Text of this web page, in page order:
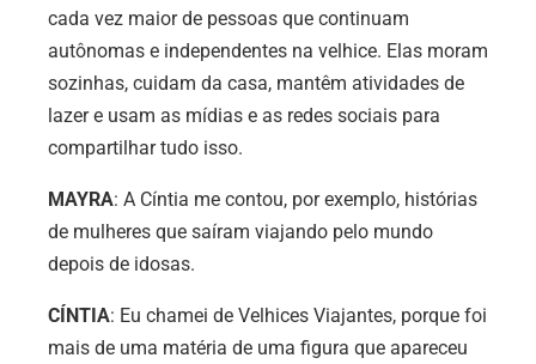
cada vez maior de pessoas que continuam
autônomas e independentes na velhice. Elas moram
sozinhas, cuidam da casa, mantêm atividades de
lazer e usam as mídias e as redes sociais para
compartilhar tudo isso.
MAYRA: A Cíntia me contou, por exemplo, histórias
de mulheres que saíram viajando pelo mundo
depois de idosas.
CÍNTIA: Eu chamei de Velhices Viajantes, porque foi
mais de uma matéria de uma figura que apareceu